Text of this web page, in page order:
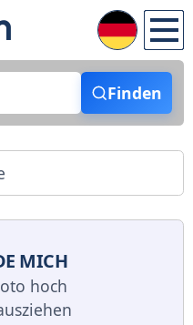
Finden
MICH
hoch